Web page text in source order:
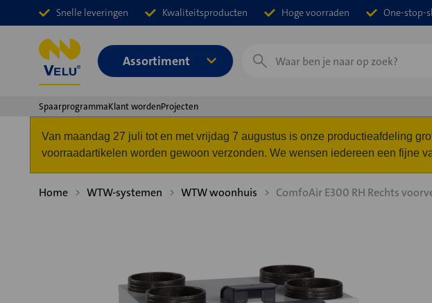
Snelle leveringen Kwaliteitsproducten Hoge voorraden One-stop-
Assortiment
Zoeken
SpaarprogrammaKlant wordenProjecten
Van maandag 27 juli tot en met vrijdag 7 augustus is onze productieafdeling
voorraadartikelen worden gewoon verzonden. We wensen iedereen een fijne
Home WTW-systemen WTW woonhuis ComfoAir E300 RH Rechts